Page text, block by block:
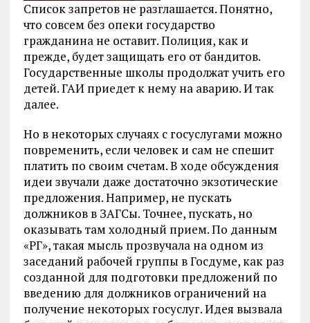
Список запретов не разглашается. Понятно,
что совсем без опеки государство
гражданина не оставит. Полиция, как и
прежде, будет защищать его от бандитов.
Государственные школы продолжат учить его
детей. ГАИ приедет к нему на аварию. И так
далее.
Но в некоторых случаях с госуслугами можно
повременить, если человек и сам не спешит
платить по своим счетам. В ходе обсуждения
идеи звучали даже достаточно экзотические
предложения. Например, не пускать
должников в ЗАГСы. Точнее, пускать, но
оказывать там холодный прием. По данным
«РГ», такая мысль прозвучала на одном из
заседаний рабочей группы в Госдуме, как раз
созданной для подготовки предложений по
введению для должников ограничений на
получение некоторых госуслуг. Идея вызвала